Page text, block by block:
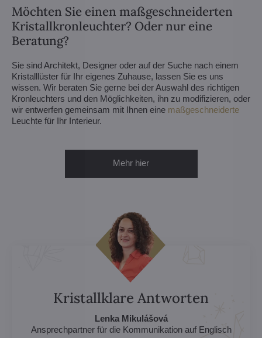
Möchten Sie einen maßgeschneiderten
Kristallkronleuchter? Oder nur eine
Beratung?
Sie sind Architekt, Designer oder auf der Suche nach einem
Kristalllüster für Ihr eigenes Zuhause, lassen Sie es uns
wissen. Wir beraten Sie gerne bei der Auswahl des richtigen
Kronleuchters und den Möglichkeiten, ihn zu modifizieren, oder
wir entwerfen gemeinsam mit Ihnen eine maßgeschneiderte
Leuchte für Ihr Interieur.
Mehr hier
Kristallklare Antworten
Lenka Mikulášová
Ansprechpartner für die Kommunikation auf Englisch